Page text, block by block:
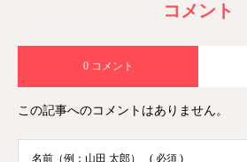
コメント
0 コメント
この記事へのコメントはありません。
名前（例：山田 太郎） ( 必須 )